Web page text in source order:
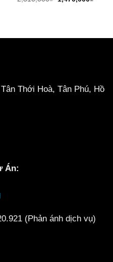
Thới Hoà, Tân Phú, Hồ
Án:
(Phản ánh dịch vụ)